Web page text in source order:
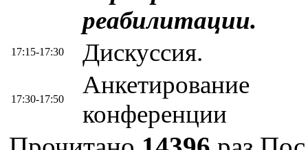
реабилитации.
17:15-17:30 Дискуссия.
17:30-17:50
конференции